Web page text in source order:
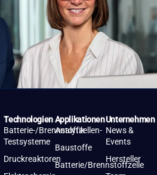
Technologien
Batterie-/Brennstoffzellen-
Testsysteme
Druckreaktoren
Applikationen
Analytik
Baustoffe
Batterie/Brennstoffzelle
Unternehmen
News &
Events
Hersteller